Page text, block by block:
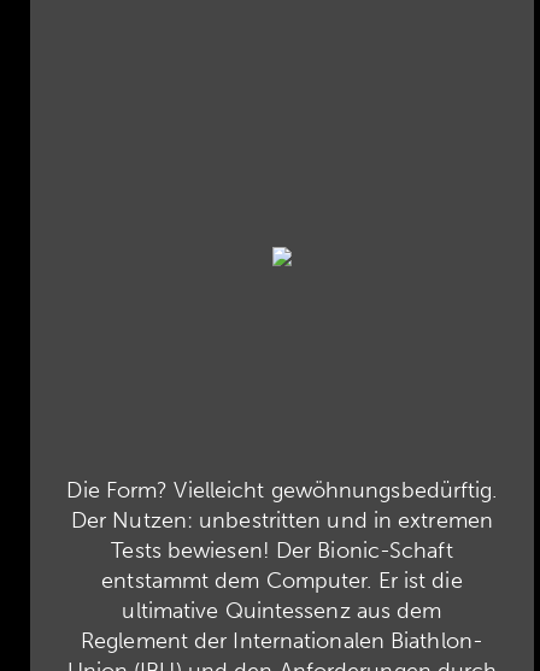
Die Form? Vielleicht gewöhnungsbedürftig.
Der Nutzen: unbestritten und in extremen
Tests bewiesen! Der Bionic-Schaft
entstammt dem Computer. Er ist die
ultimative Quintessenz aus dem
Reglement der Internationalen Biathlon-